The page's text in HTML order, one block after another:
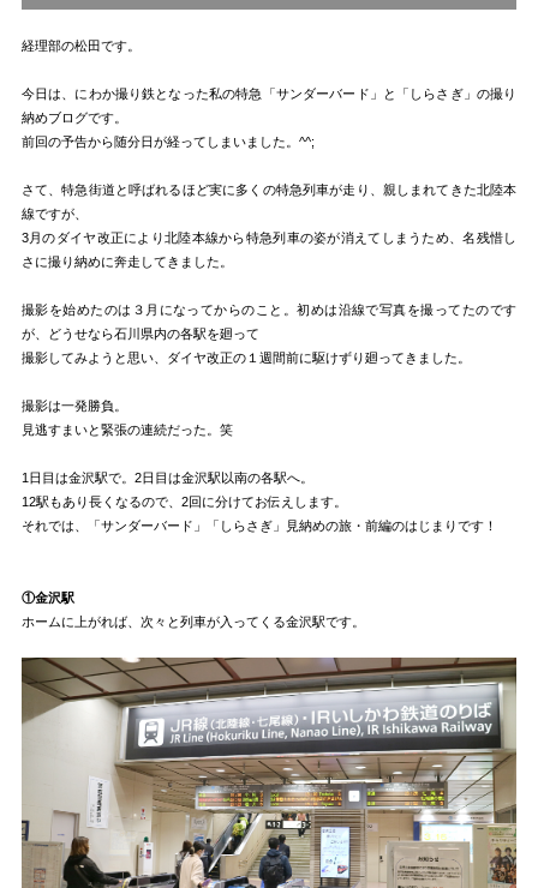
経理部の松田です。
今日は、にわか撮り鉄となった私の特急「サンダーバード」と「しらさぎ」の撮り
納めブログです。
前回の予告から随分日が経ってしまいました。^^;
さて、特急街道と呼ばれるほど実に多くの特急列車が走り、親しまれてきた北陸本
線ですが、
3月のダイヤ改正により北陸本線から特急列車の姿が消えてしまうため、名残惜し
さに撮り納めに奔走してきました。
撮影を始めたのは３月になってからのこと。初めは沿線で写真を撮ってたのです
が、どうせなら石川県内の各駅を廻って
撮影してみようと思い、ダイヤ改正の１週間前に駆けずり廻ってきました。
撮影は一発勝負。
見逃すまいと緊張の連続だった。笑
1日目は金沢駅で。2日目は金沢駅以南の各駅へ。
12駅もあり長くなるので、2回に分けてお伝えします。
それでは、「サンダーバード」「しらさぎ」見納めの旅・前編のはじまりです！
①金沢駅
ホームに上がれば、次々と列車が入ってくる金沢駅です。